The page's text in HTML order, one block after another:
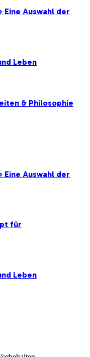
Auswahl der
Leben
& Philosophie
Auswahl der
für
Leben